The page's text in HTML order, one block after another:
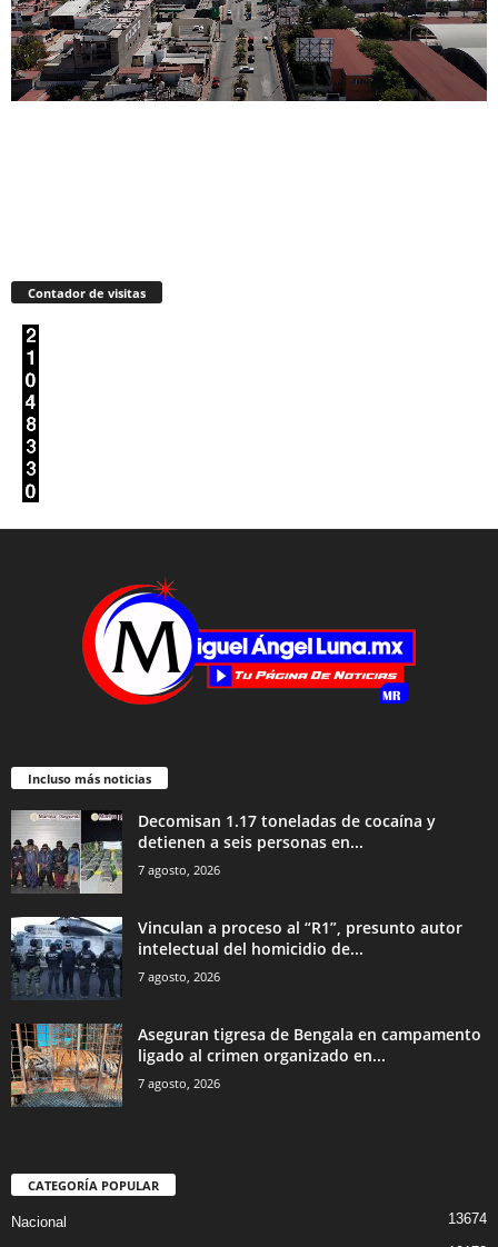
Contador de visitas
Incluso más noticias
Decomisan 1.17 toneladas de cocaína y
detienen a seis personas en...
7 agosto, 2026
Vinculan a proceso al “R1”, presunto autor
intelectual del homicidio de...
7 agosto, 2026
Aseguran tigresa de Bengala en campamento
ligado al crimen organizado en...
7 agosto, 2026
CATEGORÍA POPULAR
Nacional
13674